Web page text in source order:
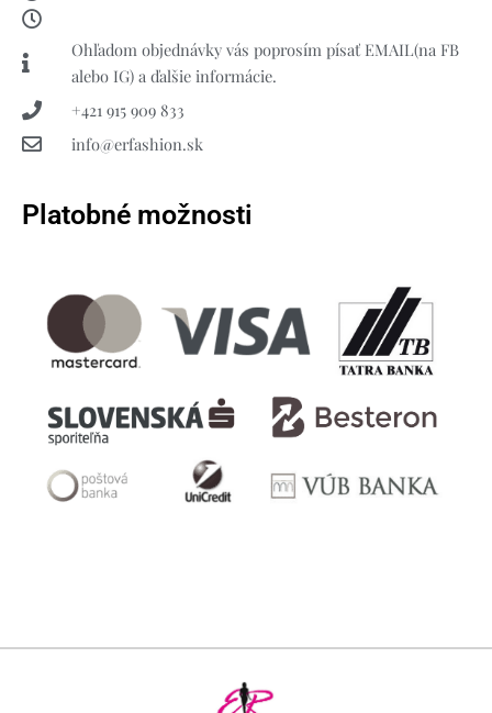
Ohľadom objednávky vás poprosím písať EMAIL(na FB
alebo IG) a ďalšie informácie.
+421 915 909 833
info@erfashion.sk
Platobné možnosti